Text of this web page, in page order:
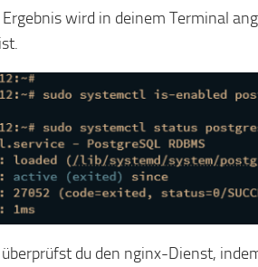
wird in deinem Terminal
du den nginx-Dienst,